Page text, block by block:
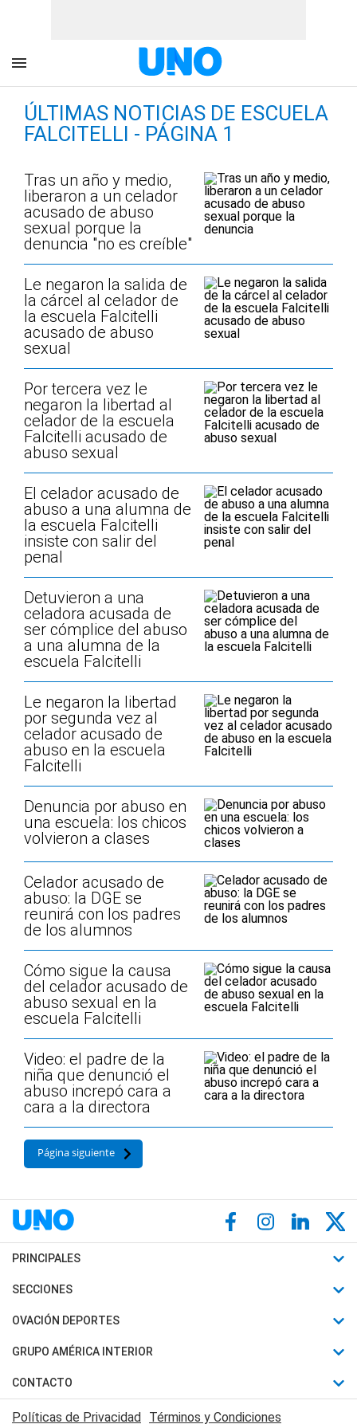
ÚLTIMAS NOTICIAS DE ESCUELA
FALCITELLI - PÁGINA 1
Tras un año y medio,
liberaron a un celador
acusado de abuso
sexual porque la
denuncia "no es creíble"
Le negaron la salida de
la cárcel al celador de
la escuela Falcitelli
acusado de abuso
sexual
Por tercera vez le
negaron la libertad al
celador de la escuela
Falcitelli acusado de
abuso sexual
El celador acusado de
abuso a una alumna de
la escuela Falcitelli
insiste con salir del
penal
Detuvieron a una
celadora acusada de
ser cómplice del abuso
a una alumna de la
escuela Falcitelli
Le negaron la libertad
por segunda vez al
celador acusado de
abuso en la escuela
Falcitelli
Denuncia por abuso en
una escuela: los chicos
volvieron a clases
Celador acusado de
abuso: la DGE se
reunirá con los padres
de los alumnos
Cómo sigue la causa
del celador acusado de
abuso sexual en la
escuela Falcitelli
Video: el padre de la
niña que denunció el
abuso increpó cara a
cara a la directora
Página siguiente
PRINCIPALES
Últimas Noticias
Política
Judiciales
Economia
SECCIONES
Horóscopo
Motores
Trucos caseros
Series y Películas
OVACIÓN DEPORTES
Fútbol
Mundial
Automovilismo
GRUPO AMÉRICA INTERIOR
Canal 7 en Vivo
CONTACTO
Acerca de Nosotros
Políticas de Privacidad Términos y Condiciones